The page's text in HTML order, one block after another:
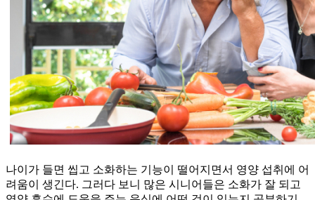
나이가 들면 씹고 소화하는 기능이 떨어지면서 영양 섭취에 어
려움이 생긴다. 그러다 보니 많은 시니어들은 소화가 잘 되고